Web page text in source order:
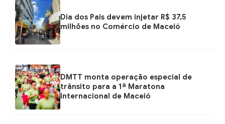
Dia dos Pais devem injetar R$ 37,5
milhões no Comércio de Maceió
DMTT monta operação especial de
trânsito para a 1ª Maratona
Internacional de Maceió